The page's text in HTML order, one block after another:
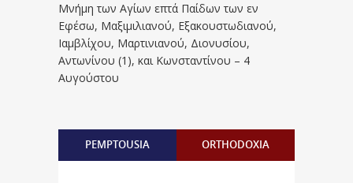
Μνήμη των Aγίων επτά Παίδων των εν
Eφέσω, Mαξιμιλιανού, Eξακουστωδιανού,
Iαμβλίχου, Mαρτινιανού, Διονυσίου,
Aντωνίνου (1), και Kωνσταντίνου – 4
Αυγούστου
PEMPTOUSIA ORTHODOXIA